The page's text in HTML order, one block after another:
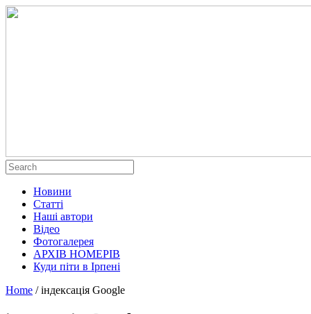
Новини
Статті
Наші автори
Відео
Фотогалерея
АРХІВ НОМЕРІВ
Куди піти в Ірпені
Home / індексація Google